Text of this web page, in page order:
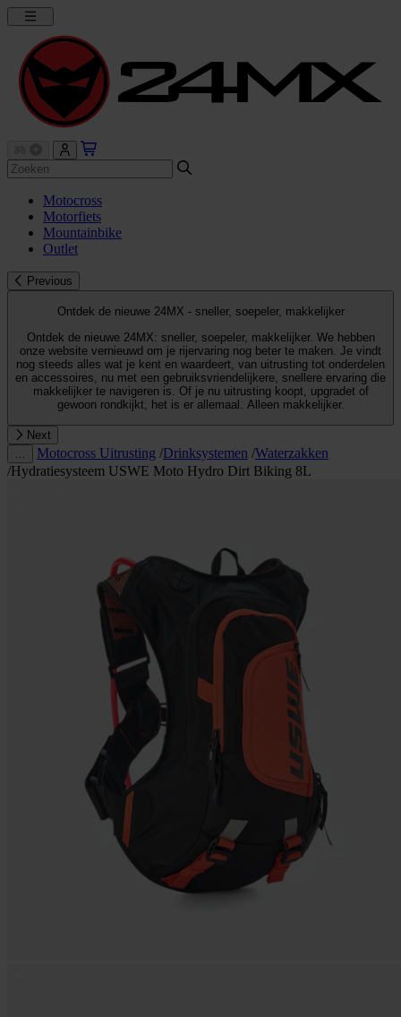
Motocross
Motorfiets
Mountainbike
Outlet
Previous
Ontdek de nieuwe 24MX - sneller, soepeler, makkelijker
Ontdek de nieuwe 24MX: sneller, soepeler, makkelijker. We hebben
onze website vernieuwd om je rijervaring nog beter te maken. Je vindt
nog steeds alles wat je kent en waardeert, van uitrusting tot onderdelen
en accessoires, nu met een gebruiksvriendelijkere, snellere ervaring die
makkelijker te navigeren is. Of je nu uitrusting koopt, upgradet of
gewoon rondkijkt, het is er allemaal. Alleen makkelijker.
Next
Motocross Uitrusting /Drinksystemen /Waterzakken
/Hydratiesysteem USWE Moto Hydro Dirt Biking 8L